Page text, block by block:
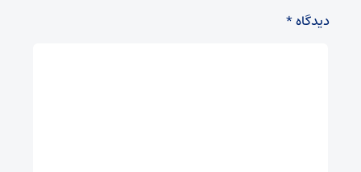
دیدگاه*